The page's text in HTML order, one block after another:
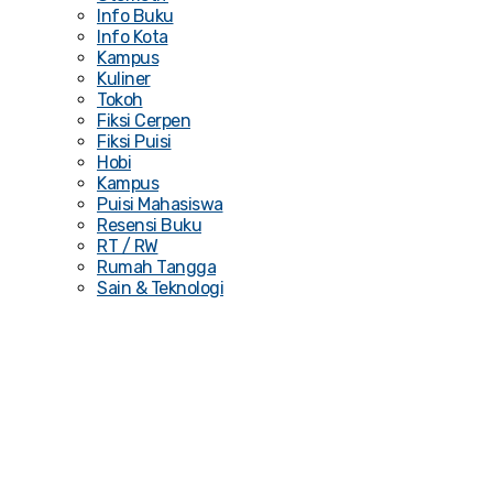
Info Buku
Info Kota
Kampus
Kuliner
Tokoh
Fiksi Cerpen
Fiksi Puisi
Hobi
Kampus
Puisi Mahasiswa
Resensi Buku
RT / RW
Rumah Tangga
Sain & Teknologi